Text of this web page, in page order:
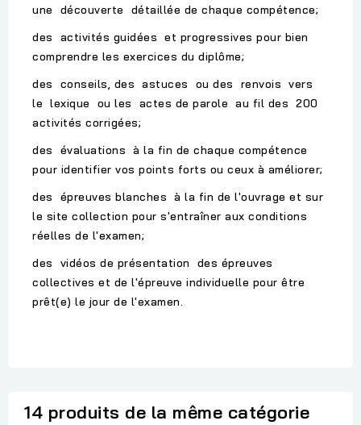
une découverte détaillée de chaque compétence;
des activités guidées et progressives pour bien
comprendre les exercices du diplôme;
des conseils, des astuces ou des renvois vers
le lexique ou les actes de parole au fil des 200
activités corrigées;
des évaluations à la fin de chaque compétence
pour identifier vos points forts ou ceux à améliorer;
des épreuves blanches à la fin de l'ouvrage et sur
le site collection pour s'entraîner aux conditions
réelles de l'examen;
des vidéos de présentation des épreuves
collectives et de l'épreuve individuelle pour être
prêt(e) le jour de l'examen.
14 produits de la même catégorie